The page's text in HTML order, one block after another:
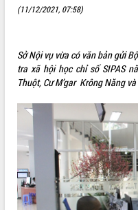
SỞ, BAN, NGÀNH
UBND CÁC XÃ, PHƯỜNG
THÔNG TIN CHỈ ĐẠO ĐIỀU HÀNH
HỆ THỐNG VĂN BẢN
VĂN BẢN HĐND TỈNH
ĐIỂM TIN VĂN BẢN
(11/12/2021, 07:58)
Sở Nội vụ vừa có văn bản gửi
tra xã hội học chỉ số SIPAS
Thuột, Cư M’gar Krông Năng và